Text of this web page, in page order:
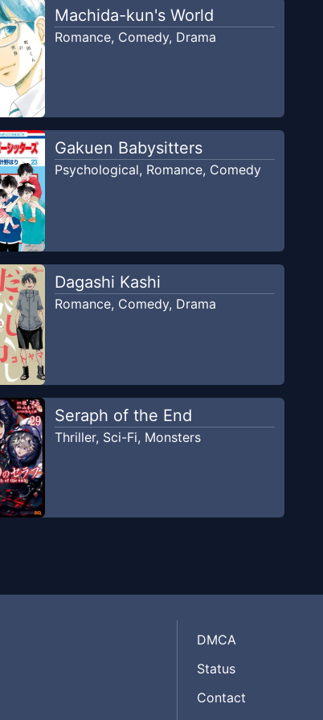
Machida-kun's World
Romance, Comedy, Drama
Gakuen Babysitters
Psychological, Romance, Comedy
Dagashi Kashi
Romance, Comedy, Drama
Seraph of the End
Thriller, Sci-Fi, Monsters
DMCA
Status
Contact